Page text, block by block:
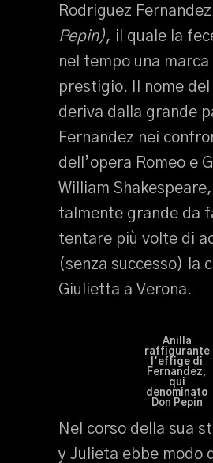
Rodriguez
Pepin), il quale la
nel tempo una
prestigio. Il nome
deriva dalla grande
Fernandez nei
dell’opera Romeo e
William
talmente grande da
tentare più volte di
(senza successo) la
Giulietta a Verona.
Anilla
raffigurante
l’effige di
Fernandez,
qui
denominato
Don Pepin
Nel corso della sua
y Julieta ebbe modo